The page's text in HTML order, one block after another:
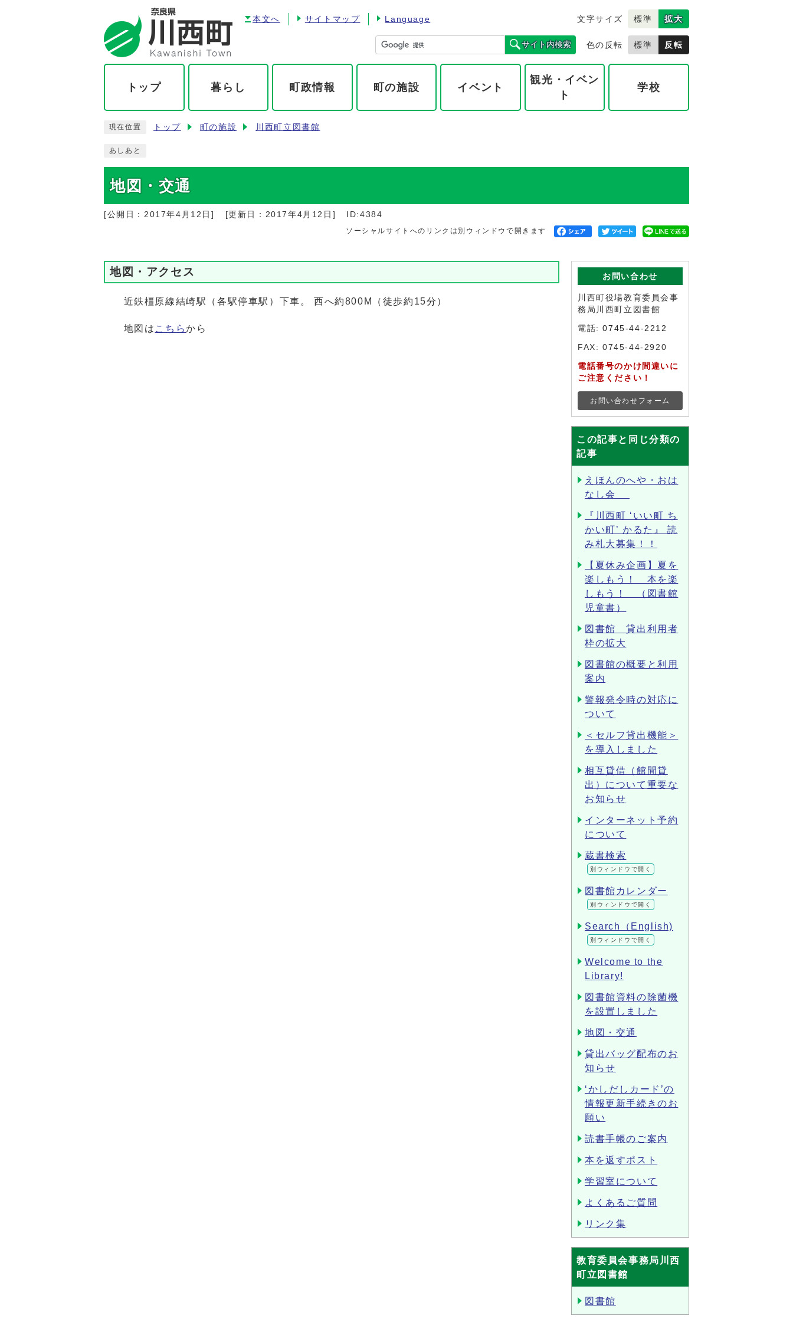
本文へ サイトマップ Language 文字サイズ 標準 拡大
サイト内検索 色の反転 標準 反転
トップ 暮らし 町政情報 町の施設 イベント
観光・イベン
ト
学校
現在位置 トップ 町の施設 川西町立図書館
あしあと
地図・交通
[公開日： 2017年4月12日 ] [更新日： 2017年4月12日 ] ID:4384
ソーシャルサイトへのリンクは別ウィンドウで開きます
地図・アクセス
近鉄橿原線結崎駅（各駅停車駅）下車。 西へ約800M（徒歩約15分）
地図は こちらから
お問い合わせ
川西町役場教育委員会事
務局川西町立図書館
電話:0745-44-2212
FAX: 0745-44-2920
電話番号のかけ間違いに
ご注意ください！
お問い合わせフォーム
この記事と同じ分類の
記事
えほんのへや・おは
なし会
『川西町 ‘いい町 ち
かい町’ かるた』 読
み札大募集！！
【夏休み企画】夏を
楽しもう！ 本を楽
しもう！ （図書館
児童書）
図書館 貸出利用者
枠の拡大
図書館の概要と利用
案内
警報発令時の対応に
ついて
＜セルフ貸出機能＞
を導入しました
相互貸借（館間貸
出）について重要な
お知らせ
インターネット予約
について
蔵書検索
別ウィンドウで開く
図書館カレンダー
別ウィンドウで開く
Search（English)
別ウィンドウで開く
Welcome to the
Library!
図書館資料の除菌機
を設置しました
地図・交通
貸出バッグ配布のお
知らせ
‘かしだしカード’の
情報更新手続きのお
願い
読書手帳のご案内
本を返すポスト
学習室について
よくあるご質問
リンク集
教育委員会事務局川西
町立図書館
図書館